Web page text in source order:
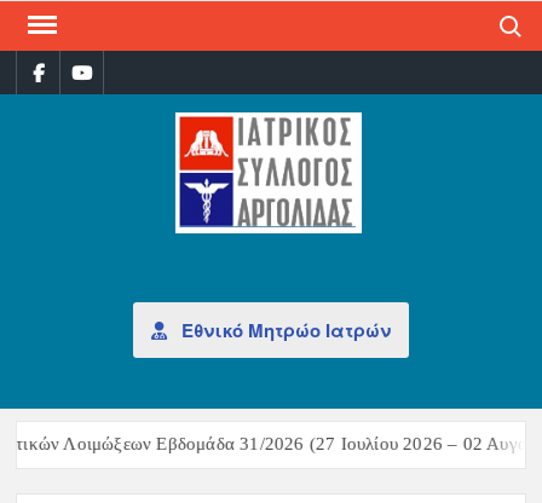
Εθνικό Μητρώο Ιατρών
Λοιμώξεων Εβδομάδα 31/2026 (27 Ιουλίου 2026 – 02